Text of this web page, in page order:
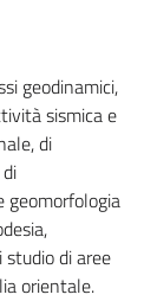
geodinamici,
sismica e
di
geomorfologia
di aree
orientale.